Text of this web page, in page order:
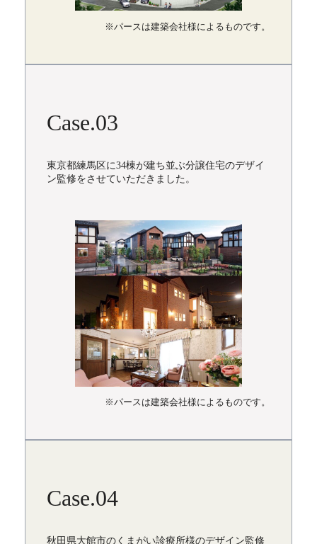
※パースは建築会社様によるものです。
Case.03
東京都練馬区に34棟が建ち並ぶ分譲住宅のデザイ
ン監修をさせていただきました。
※パースは建築会社様によるものです。
Case.04
秋田県大館市のくまがい診療所様のデザイン監修